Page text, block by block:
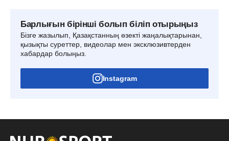
Барлығын бірінші болып біліп отырыңыз
Бізге жазылып, Қазақстанның өзекті жаңалықтарынан,
қызықты суреттер, видеолар мен эксклюзивтерден
хабардар болыңыз.
Instagram